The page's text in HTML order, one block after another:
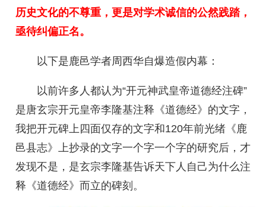
历史文化的不尊重，更是对学术诚信的公然践踏，
亟待纠偏正名。
以下是鹿邑学者周西华自爆造假内幕：
以前许多人都认为“开元神武皇帝道德经注碑”
是唐玄宗开元皇帝李隆基注释《道德经》的文字，
我把开元碑上四面仅存的文字和120年前光绪《鹿
邑县志》上抄录的文字一个字一个字的研究后，才
发现不是，是玄宗李隆基告诉天下人自己为什么注
释《道德经》而立的碑刻。